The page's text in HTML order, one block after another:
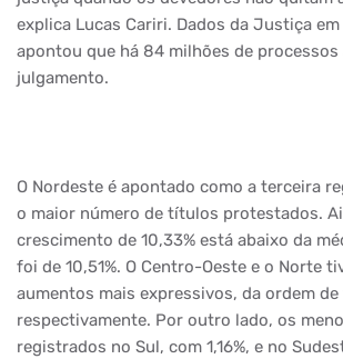
explica Lucas Cariri. Dados da Justiça
apontou que há 84 milhões de processos
julgamento.
O Nordeste é apontado como a terceira
o maior número de títulos protestados.
crescimento de 10,33% está abaixo da
foi de 10,51%. O Centro-Oeste e o Norte
aumentos mais expressivos, da ordem de
respectivamente. Por outro lado, os
registrados no Sul, com 1,16%, e no